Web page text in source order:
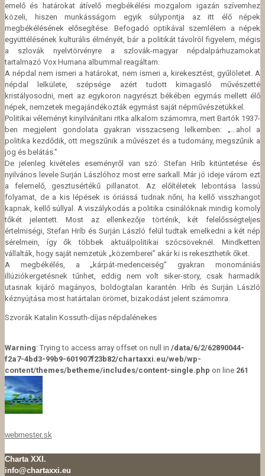
emelő és határokat átívelő megbékélési mozgalom igazán szívemhez
közeli, hiszen munkásságom egyik súlypontja az itt élő népek
megbékélésének elősegítése.
Befogadó optikával szemlélem a népek
együttélésének kulturális élményét, bár a politikát távolról figyelem, mégis
a szlovák nyelvtörvényre a szlovák-magyar népdalpárhuzamokat
tartalmazó Vox Humana albummal reagáltam.
A népdal nem ismeri a határokat, nem ismeri a, kirekesztést, gyűlöletet. A
népdal lelkülete, szépsége azért tudott kimagasló művészetté
kristályosodni, mert az egykoron nagyrészt békében egymás mellett élő
népek, nemzetek megajándékozták egymást saját népművészetükkel.
Politikai véleményt kinyilvánítani ritka alkalom számomra, mert Bartók 1937-
ben megjelent gondolata gyakran visszacseng lelkemben: „…ahol a
politika kezdődik, ott megszűnik a művészet és a tudomány, megszűnik a
jog és belátás.”
De jelenleg kivételes eseményről van szó: Stefan Hríb kitüntetése és
nyilvános levele Surján Lászlóhoz most erre sarkall. Már jó ideje várom ezt
a felemelő, gesztusértékű pillanatot. Az előítéletek lebontása lassú
folyamat, de a kis lépések is óriássá tudnak nőni, ha kellő visszhangot
kapnak, kellő súllyal. A viszálykodás a politika csinálóknak mindig komoly
tőkét jelentett. Most az ellenkezője történik, két felelősségteljes
értelmiségi, Stefan Hríb és Surján László felül tudtak emelkedni a két nép
sérelmein, így ők többek aktuálpolitikai szócsöveknél. Mindketten
vállalták, hogy saját nemzetük „közemberei” akár ki is rekeszthetik őket.
A megbékélés, a „kárpát-medenceiség” gyakran monomániás
illúziókergetésnek tűnhet, eddig nem volt siker-story, csak harmadik
utasnak kijáró magányos, boldogtalan karantén. Hríb és Surján László
kéznyújtása most határtalan örömet, bizakodást jelent számomra.
Szvorák Katalin Kossuth-díjas népdalénekes
Warning: Trying to access array offset on null in /data/6/2/62890044-
f2a7-4bd3-99b9-601907f23b82/chartaxxi.eu/web/wp-
content/themes/betheme/includes/content-single.php on line 261
webmester.sk
Charta XXI.
info@chartaxxi.eu